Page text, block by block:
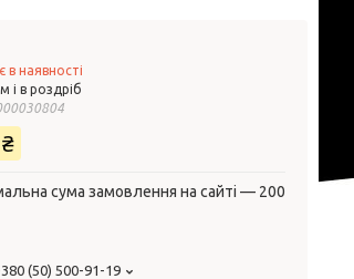
в наявності
і в роздріб
сума замовлення на сайті — 200
(50) 500-91-19